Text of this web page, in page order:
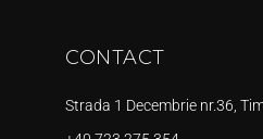
CONTACT
Strada 1 Decembrie nr.36,